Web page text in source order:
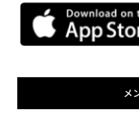
メ